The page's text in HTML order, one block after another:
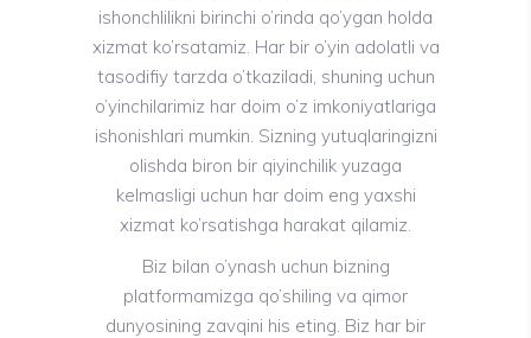
ishonchlilikni birinchi o’rinda qo’ygan holda
xizmat ko’rsatamiz. Har bir o’yin adolatli va
tasodifiy tarzda o’tkaziladi, shuning uchun
o’yinchilarimiz har doim o’z imkoniyatlariga
ishonishlari mumkin. Sizning yutuqlaringizni
olishda biron bir qiyinchilik yuzaga
kelmasligi uchun har doim eng yaxshi
xizmat ko’rsatishga harakat qilamiz.
Biz bilan o’ynash uchun bizning
platformamizga qo’shiling va qimor
dunyosining zavqini his eting. Biz har bir